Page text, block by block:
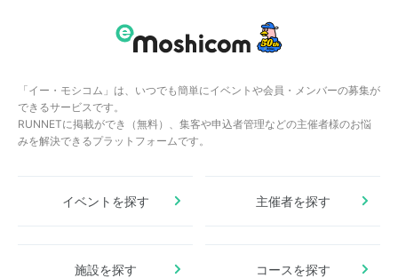
「イー・モシコム」は、いつでも簡単にイベントや会員・メンバーの募集が
できるサービスです。
RUNNETに掲載ができ（無料）、集客や申込者管理などの主催者様のお悩
みを解決できるプラットフォームです。
イベントを探す 主催者を探す
施設を探す コースを探す